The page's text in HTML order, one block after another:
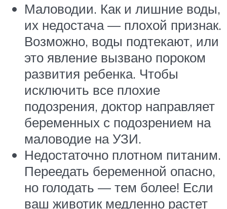
Маловодии. Как и лишние воды,
их недостача — плохой признак.
Возможно, воды подтекают, или
это явление вызвано пороком
развития ребенка. Чтобы
исключить все плохие
подозрения, доктор направляет
беременных с подозрением на
маловодие на УЗИ.
Недостаточно плотном питаним.
Переедать беременной опасно,
но голодать — тем более! Если
ваш животик медленно растет